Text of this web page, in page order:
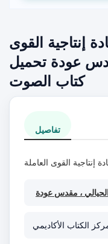
إنتاجية القوى
عودة تحميل
كتاب الصوت
تفاصيل
إنتاجية القوى العاملة
، مقدس عودة
الكتاب الأكاديمي